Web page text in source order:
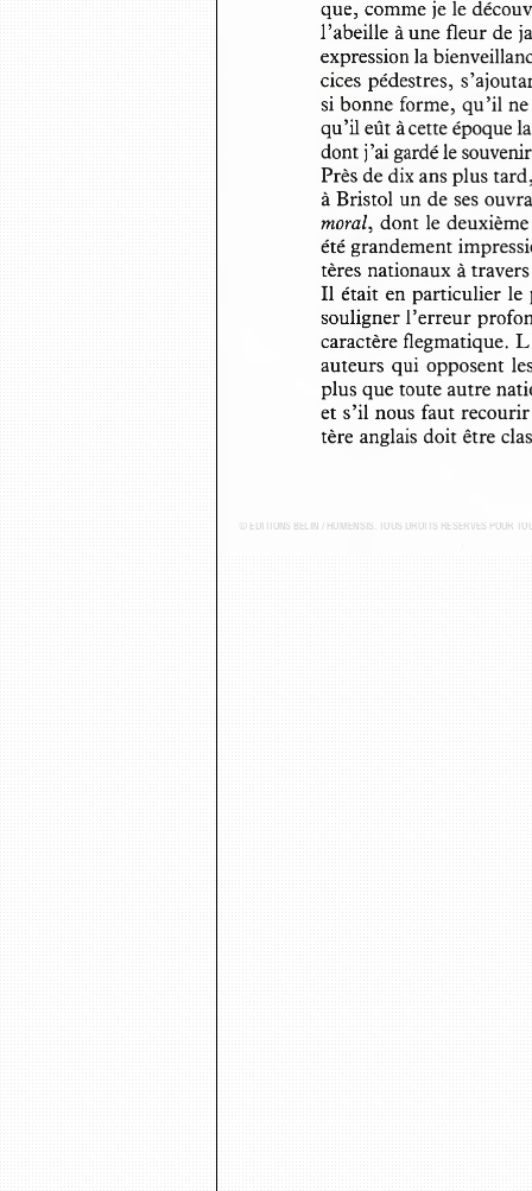
que, comme je le
l’abeille à une fleur de
expression la
cices pédestres,
si bonne forme,  qu ’il
qu’il eût à cette époque
dont j’ai gardé le
Près de dix ans plus
à Bristol un de ses
moral,
dont le
été grandement
tères nationaux à
Il  était  en particulier le
souligner l’erreur
caractère flegmatique.
auteurs  qui  opposent
plus que toute autre
et s’il nous faut
tère anglais doit être
© ÉDITIONS BELIN / HUMENSIS. TOUS DROITS RÉSERVÉS POUR